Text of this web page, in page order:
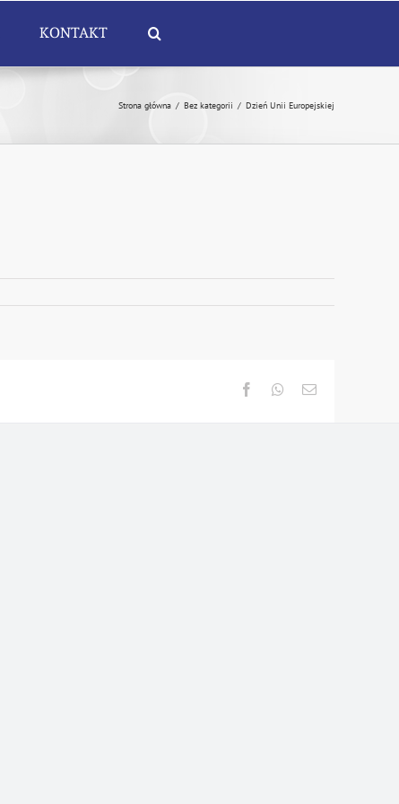
KONTAKT
Strona główna / Bez kategorii / Dzień Unii Europejskiej
FacebookWhatsapp
Email